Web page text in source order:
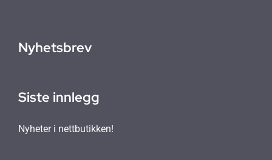
Nyhetsbrev
Siste innlegg
Nyheter i nettbutikken!